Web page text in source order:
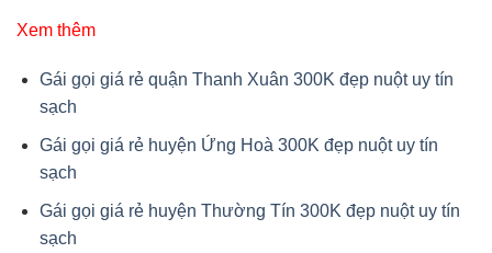
Xem thêm
Gái gọi giá rẻ quận Thanh Xuân 300K đẹp nuột uy tín
sạch
Gái gọi giá rẻ huyện Ứng Hoà 300K đẹp nuột uy tín
sạch
Gái gọi giá rẻ huyện Thường Tín 300K đẹp nuột uy tín
sạch